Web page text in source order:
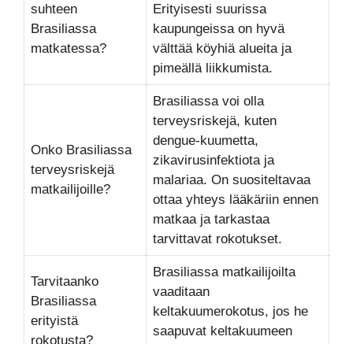
suhteen
Brasiliassa
matkatessa?
Erityisesti suurissa
kaupungeissa on hyvä
välttää köyhiä alueita ja
pimeällä liikkumista.
Onko Brasiliassa
terveysriskejä
matkailijoille?
Brasiliassa voi olla
terveysriskejä, kuten
dengue-kuumetta,
zikavirusinfektiota ja
malariaa. On suositeltavaa
ottaa yhteys lääkäriin ennen
matkaa ja tarkastaa
tarvittavat rokotukset.
Tarvitaanko
Brasiliassa
erityistä
rokotusta?
Brasiliassa matkailijoilta
vaaditaan
keltakuumerokotus, jos he
saapuvat keltakuumeen